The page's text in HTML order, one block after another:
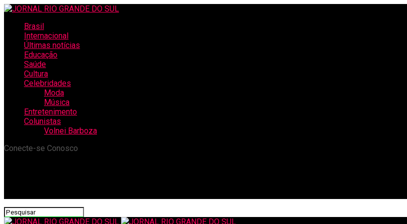
Brasil
Internacional
Últimas notícias
Educação
Saúde
Cultura
Celebridades
Moda
Música
Entretenimento
Colunistas
Volnei Barboza
Conecte-se Conosco